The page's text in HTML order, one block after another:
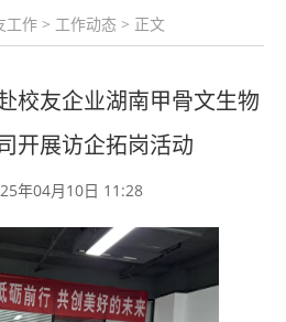
工作 > 工作动态 > 正文
校友企业湖南甲骨文生物
开展访企拓岗活动
年04月10日 11:28